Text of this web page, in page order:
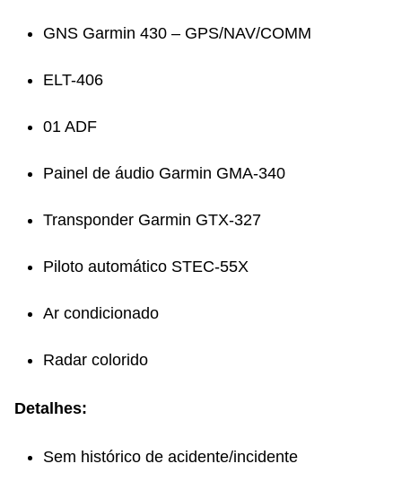
GNS Garmin 430 – GPS/NAV/COMM
ELT-406
01 ADF
Painel de áudio Garmin GMA-340
Transponder Garmin GTX-327
Piloto automático STEC-55X
Ar condicionado
Radar colorido
Detalhes:
Sem histórico de acidente/incidente